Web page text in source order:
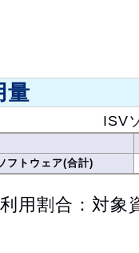
量
ISV
フトウェア(合計)
用割合：対象